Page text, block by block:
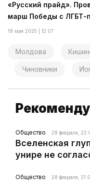
«Русский прайд».
марш Победы с ЛГБТ-
18 мая 2025 | 12:07
Молдова
Чиновники
Общество 28 февраля,
Вселенская
унире не
Общество 28 февраля,